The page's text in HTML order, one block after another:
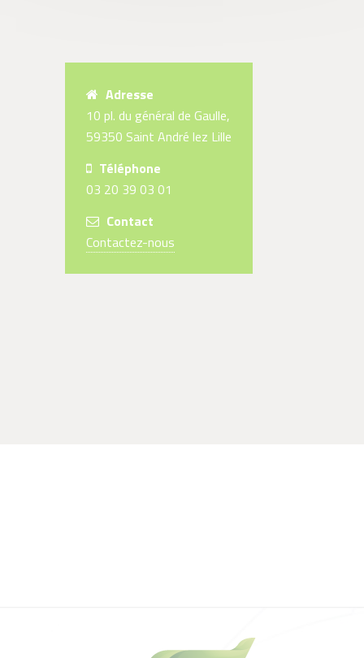
Adresse
10 pl. du général de Gaulle,
59350 Saint André lez Lille
Téléphone
03 20 39 03 01
Contact
Contactez-nous